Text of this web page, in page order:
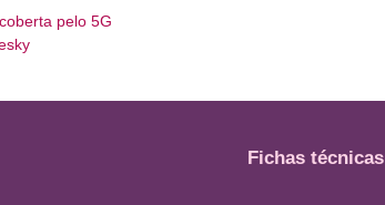
pelo 5G
Fichas técnicas